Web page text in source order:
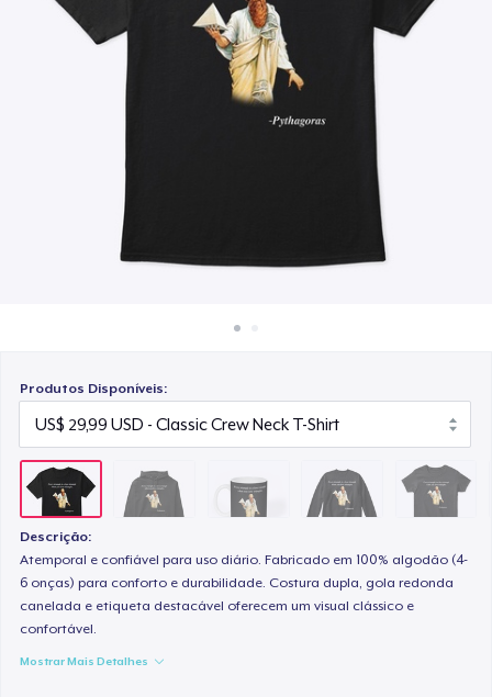
Venda em todo lugar
Venda qualquer coisa
Produtos Disponíveis:
Descrição:
Atemporal e confiável para uso diário. Fabricado em 100% algodão (4-
6 onças) para conforto e durabilidade. Costura dupla, gola redonda
canelada e etiqueta destacável oferecem um visual clássico e
confortável.
Mostrar Mais Detalhes
Unisex Classic Crewneck Sweatshirt
Women's Classic Tee
US$ 29,99
Classic Tank Top
Women's Flowy Tank Top
Classic Long Sleeve Tee